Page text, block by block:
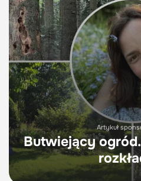
Artykuł
Butwiejący